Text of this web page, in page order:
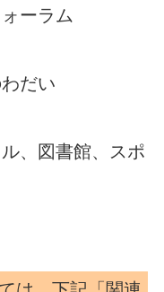
ーラム
だい
、図書館、スポ